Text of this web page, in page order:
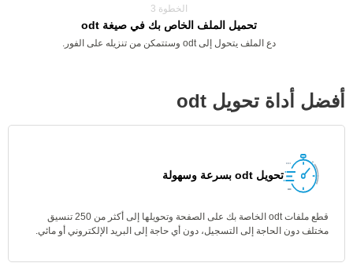
الخطوة 3
تحميل الملف الخاص بك في صيغة odt
دع الملف يتحول إلى odt وستتمكن من تنزيله على الفور.
أفضل أداة تحويل odt
تحويل odt بسرعة وسهولة
قطع ملفات odt الخاصة بك على الصفحة وتحويلها إلى أكثر من 250 تنسيق
مختلف دون الحاجة إلى التسجيل، دون أي حاجة إلى البريد الإلكتروني أو مائي.